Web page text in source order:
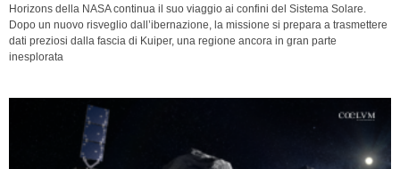
Horizons della NASA continua il suo viaggio ai confini del Sistema Solare.
Dopo un nuovo risveglio dall’ibernazione, la missione si prepara a trasmettere
dati preziosi dalla fascia di Kuiper, una regione ancora in gran parte
inesplorata